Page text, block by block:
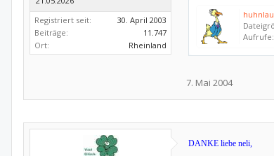
Registriert seit:
30. April 2003
Beiträge:
11.747
Ort:
Rheinland
Aufrufe:
7. Mai 2004
DANKE liebe neli,